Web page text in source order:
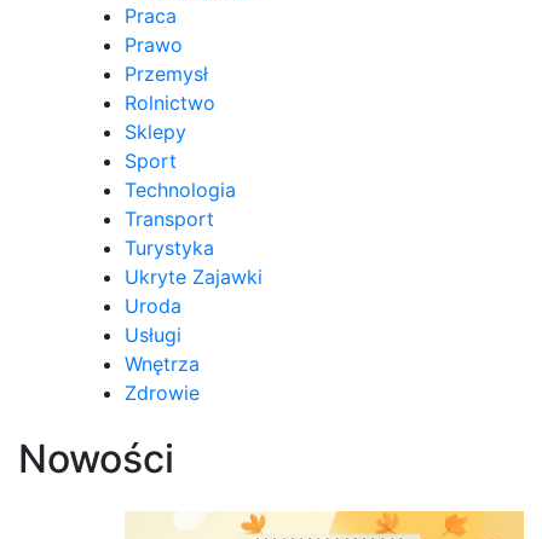
Praca
Prawo
Przemysł
Rolnictwo
Sklepy
Sport
Technologia
Transport
Turystyka
Ukryte Zajawki
Uroda
Usługi
Wnętrza
Zdrowie
Nowości